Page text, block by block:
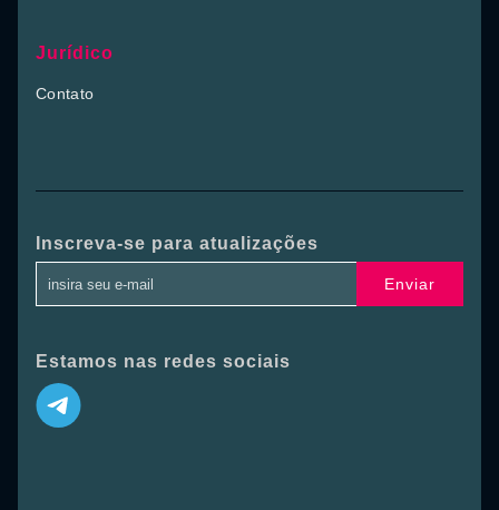
Jurídico
Contato
Inscreva-se para atualizações
Enviar
Estamos nas redes sociais